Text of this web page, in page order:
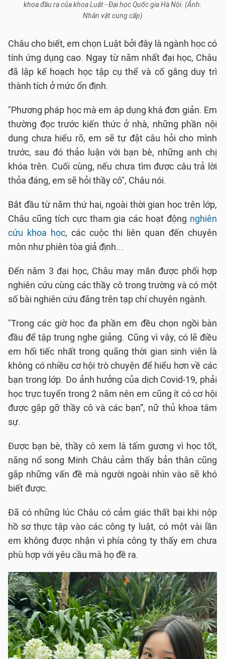
khoa đầu ra của khoa Luật - Đại học Quốc gia Hà Nội. (Ảnh:
Nhân vật cung cấp)
Châu cho biết, em chọn Luật bởi đây là ngành học có
tính ứng dụng cao. Ngay từ năm nhất đại học, Châu
đã lập kế hoạch học tập cụ thể và cố gắng duy trì
thành tích ở mức ổn định.
"Phương pháp học mà em áp dụng khá đơn giản. Em
thường đọc trước kiến thức ở nhà, những phần nội
dung chưa hiểu rõ, em sẽ tự đặt câu hỏi cho mình
trước, sau đó thảo luận với bạn bè, những anh chị
khóa trên. Cuối cùng, nếu chưa tìm được câu trả lời
thỏa đáng, em sẽ hỏi thầy cô", Châu nói.
Bắt đầu từ năm thứ hai, ngoài thời gian học trên lớp,
Châu cũng tích cực tham gia các hoạt động nghiên
cứu khoa học, các cuộc thi liên quan đến chuyên
môn như phiên tòa giả định...
Đến năm 3 đại học, Châu may mắn được phối hợp
nghiên cứu cùng các thầy cô trong trường và có một
số bài nghiên cứu đăng trên tạp chí chuyên ngành.
"Trong các giờ học đa phần em đều chọn ngồi bàn
đầu để tập trung nghe giảng. Cũng vì vậy, có lẽ điều
em hối tiếc nhất trong quãng thời gian sinh viên là
không có nhiều cơ hội trò chuyện để hiểu hơn về các
bạn trong lớp. Do ảnh hưởng của dịch Covid-19, phải
học trực tuyến trong 2 năm nên em cũng ít có cơ hội
được gặp gỡ thầy cô và các bạn”, nữ thủ khoa tâm
sự.
Được bạn bè, thầy cô xem là tấm gương vì học tốt,
năng nổ song Minh Châu cảm thấy bản thân cũng
gặp những vấn đề mà người ngoài nhìn vào sẽ khó
biết được.
Đã có những lúc Châu có cảm giác thất bại khi nộp
hồ sơ thực tập vào các công ty luật, có một vài lần
em không được nhận vì phía công ty thấy em chưa
phù hợp với yêu cầu mà họ đề ra.